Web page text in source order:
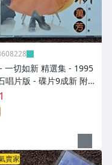
一切如新 精選集 - 1995
唱片版 - 碟片9成新 附
賣家